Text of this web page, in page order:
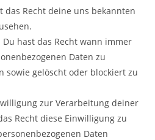
das Recht deine uns bekannten
hast das Recht wann immer
Daten zu
sowie gelöscht oder blockiert zu
zur Verarbeitung deiner
Recht diese Einwilligung zu
Daten